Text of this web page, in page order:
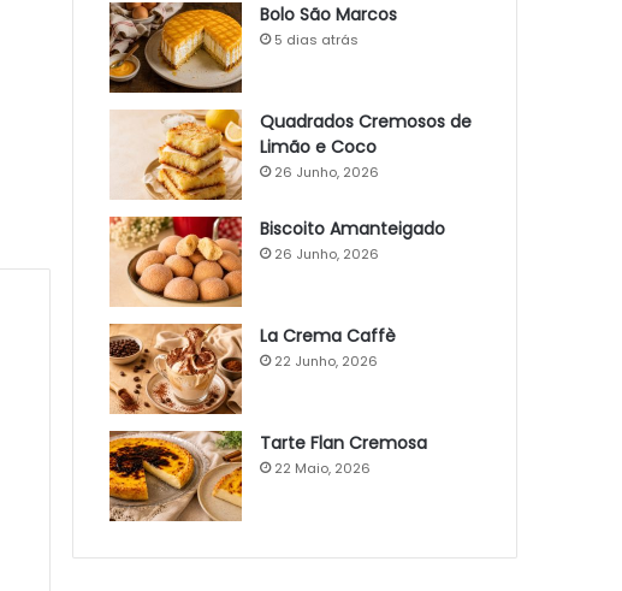
Bolo São Marcos
5 dias atrás
Quadrados Cremosos de
Limão e Coco
26 Junho, 2026
Biscoito Amanteigado
26 Junho, 2026
La Crema Caffè
22 Junho, 2026
Tarte Flan Cremosa
22 Maio, 2026